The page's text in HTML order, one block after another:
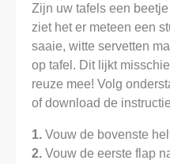
Zijn uw tafels een
ziet het er meteen een
saaie, witte servetten
op tafel. Dit lijkt
reuze mee! Volg
of download de
1. Vouw de bovenste
2. Vouw de eerste flap